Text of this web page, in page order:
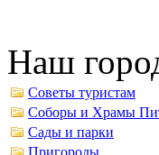
Наш
Советы туристам
Соборы и Храмы
Сады и парки
Пригороды